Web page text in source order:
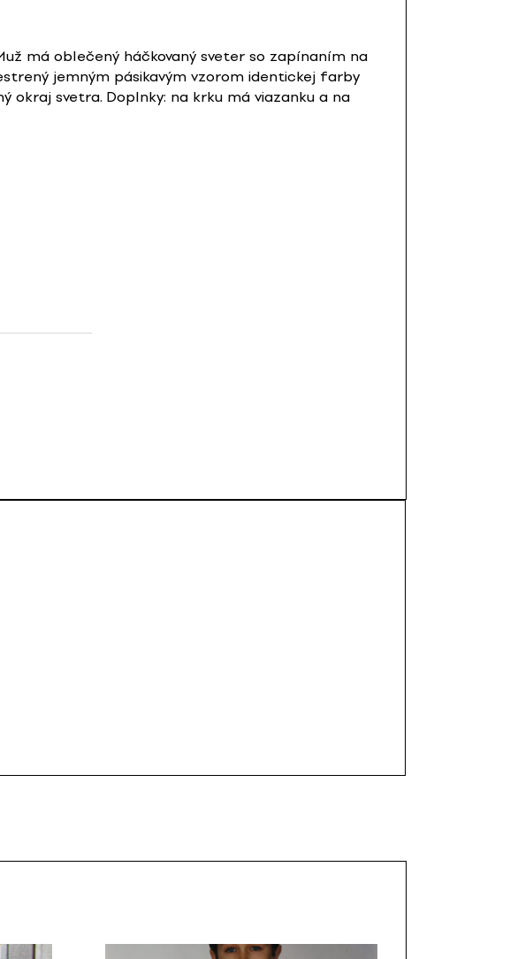
má oblečený háčkovaný sveter so zapínaním na
jemným pásikavým vzorom identickej farby
okraj svetra. Doplnky: na krku má viazanku a na